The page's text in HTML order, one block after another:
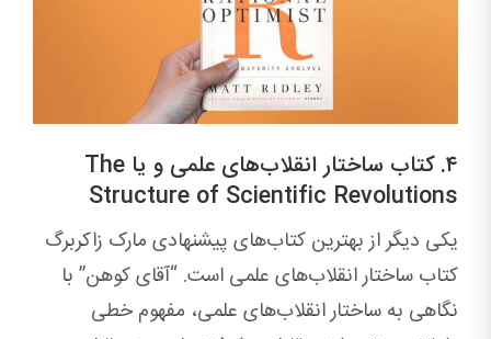
۴. کتاب ساختار انقلاب‌های علمی و یا The
Structure of Scientific Revolutions
یکی دیگر از بهترین کتاب‌های پیشنهادی مارک زاکربرگ
کتاب ساختار انقلاب‌های علمی است. “آقای کوهن” با
نگاهی به ‌ساختار انقلاب‌های علمی، مفهوم خطی